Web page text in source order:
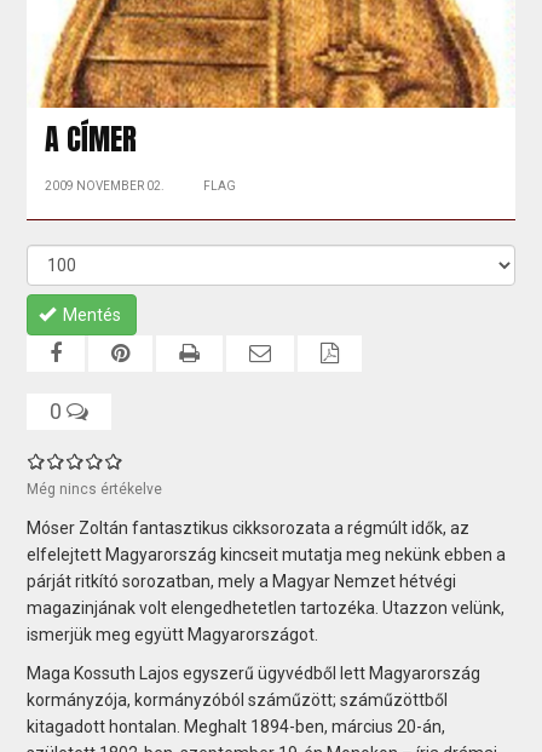
A CÍMER
2009 NOVEMBER 02. FLAG
Mentés
0
Még nincs értékelve
Móser Zoltán fantasztikus cikksorozata a régmúlt idők, az
elfelejtett Magyarország kincseit mutatja meg nekünk ebben a
párját ritkító sorozatban, mely a Magyar Nemzet hétvégi
magazinjának volt elengedhetetlen tartozéka. Utazzon velünk,
ismerjük meg együtt Magyarországot.
Maga Kossuth Lajos egyszerű ügyvédből lett Magyarország
kormányzója, kormányzóból száműzött; száműzöttből
kitagadott hontalan. Meghalt 1894-ben, március 20-án,